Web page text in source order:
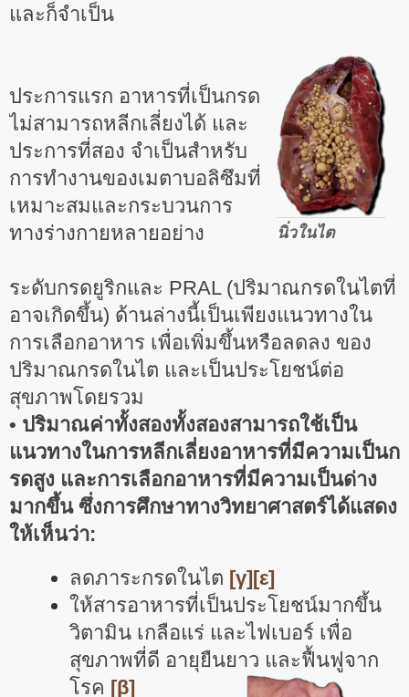
และก็จำเป็น
นิ่วในไต
ประการแรก อาหารที่เป็นกรด
ไม่สามารถหลีกเลี่ยงได้ และ
ประการที่สอง จำเป็นสำหรับ
การทำงานของเมตาบอลิซึมที่
เหมาะสมและกระบวนการ
ทางร่างกายหลายอย่าง
ระดับกรดยูริกและ PRAL (ปริมาณกรดในไตที่
อาจเกิดขึ้น) ด้านล่างนี้เป็นเพียงแนวทางใน
การเลือกอาหาร เพื่อเพิ่มขึ้นหรือลดลง ของ
ปริมาณกรดในไต และเป็นประโยชน์ต่อ
สุขภาพโดยรวม
• ปริมาณค่าทั้งสองทั้งสองสามารถใช้เป็น
แนวทางในการหลีกเลี่ยงอาหารที่มีความเป็นก
รดสูง และการเลือกอาหารที่มีความเป็นด่าง
มากขึ้น ซึ่งการศึกษาทางวิทยาศาสตร์ได้แสดง
ให้เห็นว่า:
ลดภาระกรดในไต [γ][ε]
ให้สารอาหารที่เป็นประโยชน์มากขึ้น
วิตามิน เกลือแร่ และไฟเบอร์ เพื่อ
สุขภาพที่ดี อายุยืนยาว และฟื้นฟูจาก
โรค [β]